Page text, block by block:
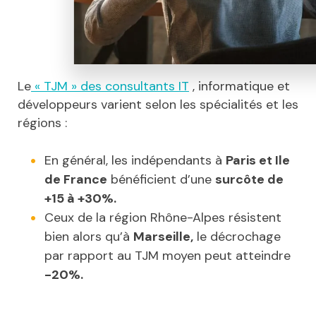
Le « TJM » des consultants IT , informatique et
développeurs varient selon les spécialités et les
régions :
En général, les indépendants à Paris et Ile
de France bénéficient d’une surcôte de
+15 à +30%.
Ceux de la région Rhône-Alpes résistent
bien alors qu’à Marseille, le décrochage
par rapport au TJM moyen peut atteindre
-20%.